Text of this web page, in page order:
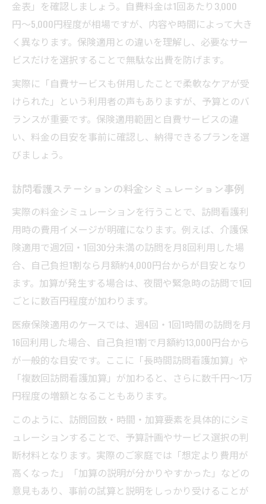
金表」を確認しましょう。自費料金は1回あたり3,000
円〜5,000円程度が相場ですが、内容や時間によって大き
く異なります。保険適用との違いを理解し、必要なサー
ビスだけを選択することで無駄な出費を防げます。
実際に「自費サービスも併用したことで柔軟なケアが受
けられた」という利用者の声もありますが、予算とのバ
ランスが重要です。保険適用範囲と自費サービスの違
い、料金の目安を事前に確認し、納得できるプランを選
びましょう。
訪問看護ステーションの料金シミュレーション事例
実際の料金シミュレーションを行うことで、訪問看護利
用時の費用イメージが明確になります。例えば、介護保
険適用で週2回・1回30分未満の訪問を月8回利用した場
合、自己負担1割なら月額約4,000円台からが目安となり
ます。加算が発生する場合は、夜間や緊急時の訪問で1回
ごとに数百円程度が加わります。
医療保険適用のケースでは、週4回・1回1時間の訪問を月
16回利用した場合、自己負担1割で月額約13,000円台から
が一般的な目安です。ここに「長時間訪問看護加算」や
「複数回訪問看護加算」が加わると、さらに数千円〜1万
円程度の増額となることもあります。
このように、訪問回数・時間・加算要素を具体的にシミ
ュレーションすることで、予算計画やサービス選択の判
断材料となります。実際のご家庭では「想定より費用が
高くなった」「加算の説明が分かりやすかった」などの
意見もあり、事前の試算と説明をしっかり受けることが